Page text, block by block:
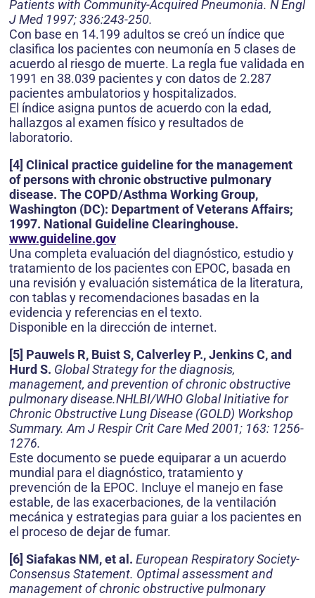
Patients with Community-Acquired Pneumonia. N Engl
J Med 1997; 336:243-250.
Con base en 14.199 adultos se creó un índice que
clasifica los pacientes con neumonía en 5 clases de
acuerdo al riesgo de muerte. La regla fue validada en
1991 en 38.039 pacientes y con datos de 2.287
pacientes ambulatorios y hospitalizados.
El índice asigna puntos de acuerdo con la edad,
hallazgos al examen físico y resultados de
laboratorio.
[4] Clinical practice guideline for the management
of persons with chronic obstructive pulmonary
disease. The COPD/Asthma Working Group,
Washington (DC): Department of Veterans Affairs;
1997. National Guideline Clearinghouse.
www.guideline.gov
Una completa evaluación del diagnóstico, estudio y
tratamiento de los pacientes con EPOC, basada en
una revisión y evaluación sistemática de la literatura,
con tablas y recomendaciones basadas en la
evidencia y referencias en el texto.
Disponible en la dirección de internet.
[5] Pauwels R, Buist S, Calverley P., Jenkins C, and
Hurd S. Global Strategy for the diagnosis,
management, and prevention of chronic obstructive
pulmonary disease.NHLBI/WHO Global Initiative for
Chronic Obstructive Lung Disease (GOLD) Workshop
Summary. Am J Respir Crit Care Med 2001; 163: 1256-
1276.
Este documento se puede equiparar a un acuerdo
mundial para el diagnóstico, tratamiento y
prevención de la EPOC. Incluye el manejo en fase
estable, de las exacerbaciones, de la ventilación
mecánica y estrategias para guiar a los pacientes en
el proceso de dejar de fumar.
[6] Siafakas NM, et al. European Respiratory Society-
Consensus Statement. Optimal assessment and
management of chronic obstructive pulmonary